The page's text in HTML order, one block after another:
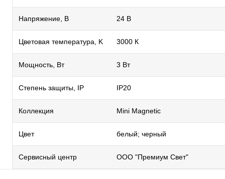
Напряжение, В 24 В
Цветовая температура, K 3000 К
Мощность, Вт 3 Вт
Степень защиты, IP IP20
Коллекция Mini Magnetic
Цвет белый; черный
Сервисный центр ООО "Премиум Свет"